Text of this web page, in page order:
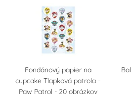
Srdíčka (0)
Kometa (0)
Príchuť (aróma)
Karamel (0)
Fondánový papier na
cupcake Tlapková patrola -
Paw Patrol - 20 obrázkov